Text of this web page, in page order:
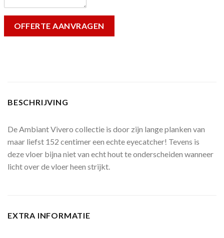
BESCHRIJVING
De Ambiant Vivero collectie is door zijn lange planken van
maar liefst 152 centimer een echte eyecatcher! Tevens is
deze vloer bijna niet van echt hout te onderscheiden wanneer
licht over de vloer heen strijkt.
EXTRA INFORMATIE